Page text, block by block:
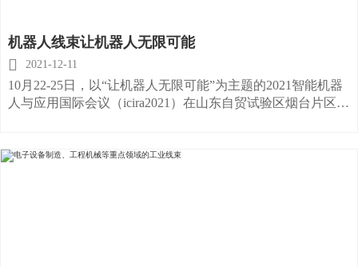
机器人线束让机器人无限可能
 2021-12-11
10月22-25日，以“让机器人无限可能”为主题的2021智能机器
人与应用国际会议（icira2021）在山东自贸试验区烟台片区召